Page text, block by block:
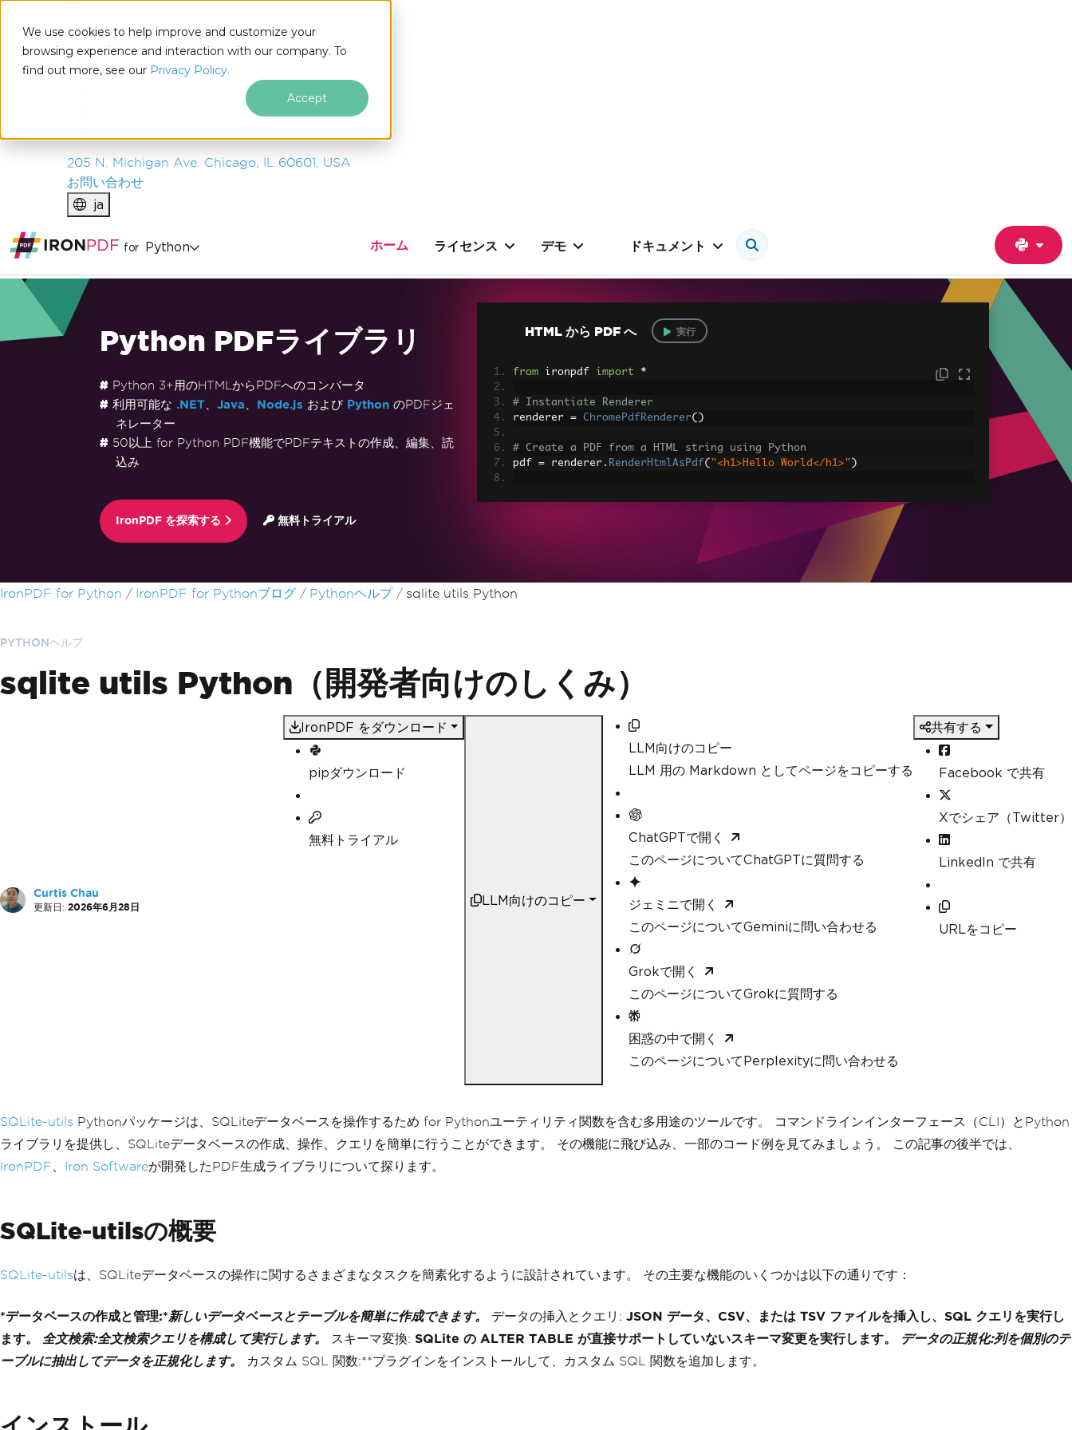
We use cookies to help improve and customize your
browsing experience and interaction with our company. To
find out more, see our Privacy Policy.
Accept
IRONSOFTWARE
製品
エンタープライズ
205 N. Michigan Ave. Chicago, IL 60601, USA
お問い合わせ
ja
for Python ホーム ライセンス デモ ドキュメント
Python PDFライブラリ
Python 3+用のHTMLからPDFへのコンバータ
利用可能な .NET、 Java Node.js および PythonのPDFジェ
ネレーター
50以上 for Python PDF機能でPDFテキストの作成、編集、読
込み
IronPDF を探索する 無料トライアル
HTML から PDF へ 実行
from ironpdf import *
# Instantiate Renderer
renderer = ChromePdfRenderer()
# Create a PDF from a HTML string using Python
pdf = renderer . RenderHtmlAsPdf( "<h1>Hello World</h1>" )
# Advanced Example with HTML Assets
# Load external html assets: Images, CSS and JavaScript.
# An optional BasePath 'C:\site\assets\' is set as the file location to
load assets from
myAdvancedPdf
フッターコンテンツにスキップ
IronPDF for Python IronPDF for Pythonブログ Pythonヘルプ sqlite utils Python
PYTHONヘルプ
sqlite utils Python（開発者向けのしくみ）
Curtis Chau
更新日: 2026年6月28日
IronPDF をダウンロード
pipダウンロード
無料トライアル
LLM向けのコピー
LLM向けのコピー
LLM 用の Markdown としてページをコピーする
ChatGPTで開く
このページについてChatGPTに質問する
ジェミニで開く
このページについてGeminiに問い合わせる
Grokで開く
このページについてGrokに質問する
困惑の中で開く
このページについてPerplexityに問い合わせる
共有する
Facebook で共有
Xでシェア（Twitter）
LinkedIn で共有
URLをコピー
SQLite-utils Pythonパッケージは、SQLiteデータベースを操作するため for Pythonユーティリティ関数を含む多用途のツールです。 コマンドラインインターフェース（CLI）とPython
ライブラリを提供し、SQLiteデータベースの作成、操作、クエリを簡単に行うことができます。 その機能に飛び込み、一部のコード例を見てみましょう。 この記事の後半では、
IronPDF
Iron Softwareが開発したPDF生成ライブラリについて探ります。
SQLite-utilsの概要
SQLite-utilsは、SQLiteデータベースの操作に関するさまざまなタスクを簡素化するように設計されています。 その主要な機能のいくつかは以下の通りです：
*データベースの作成と管理:*新しいデータベースとテーブルを簡単に作成できます。 データの挿入とクエリ: JSON データ、CSV、または TSV ファイルを挿入し、SQL クエリを実行し
ます。 全文検索:全文検索クエリを構成して実行します。 スキーマ変換: SQLite の ALTER TABLE が直接サポートしていないスキーマ変更を実行します。 データの正規化:列を個別のテ
ーブルに抽出してデータを正規化します。
カスタム SQL 関数:**プラグインをインストールして、カスタム SQL 関数を追加します。